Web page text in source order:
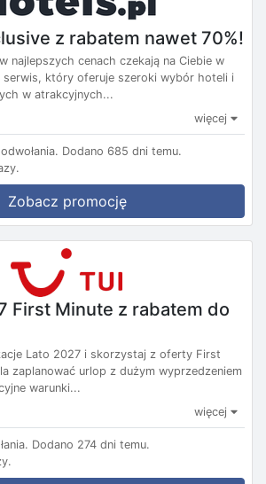
z rabatem nawet 70%!
najlepszych cenach czekają na Ciebie w
serwis, który oferuje szeroki wybór hoteli i
w atrakcyjnych...
więcej
Dodano 685 dni temu.
Zobacz promocję
First Minute z rabatem do
Lato 2027 i skorzystaj z oferty First
zaplanować urlop z dużym wyprzedzeniem
warunki...
więcej
Dodano 274 dni temu.